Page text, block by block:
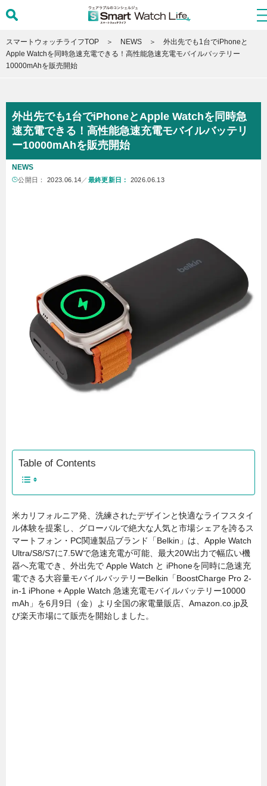
スマートウォッチライフTOP NEWS
外出先でも1台でiPhoneと
Apple Watchを同時急速充電できる！高性能急速充電モバイルバッテリー
10000mAhを販売開始
外出先でも1台でiPhoneとApple Watchを同時急
速充電できる！高性能急速充電モバイルバッテリ
ー10000mAhを販売開始
NEWS
公開日： 2023.06.14 ／ 最終更新日： 2026.06.13
Table of Contents
米カリフォルニア発、洗練されたデザインと快適なライフスタイ
ル体験を提案し、グローバルで絶大な人気と市場シェアを誇るス
マートフォン・PC関連製品ブランド「Belkin」は、Apple Watch
Ultra/S8/S7に7.5Wで急速充電が可能、最大20W出力で幅広い機
器へ充電でき、外出先で Apple Watch と iPhoneを同時に急速充
電できる大容量モバイルバッテリーBelkin「BoostCharge Pro 2-
in-1 iPhone + Apple Watch 急速充電モバイルバッテリー10000
mAh」を6月9日（金）より全国の家電量販店、Amazon.co.jp及
び楽天市場にて販売を開始しました。